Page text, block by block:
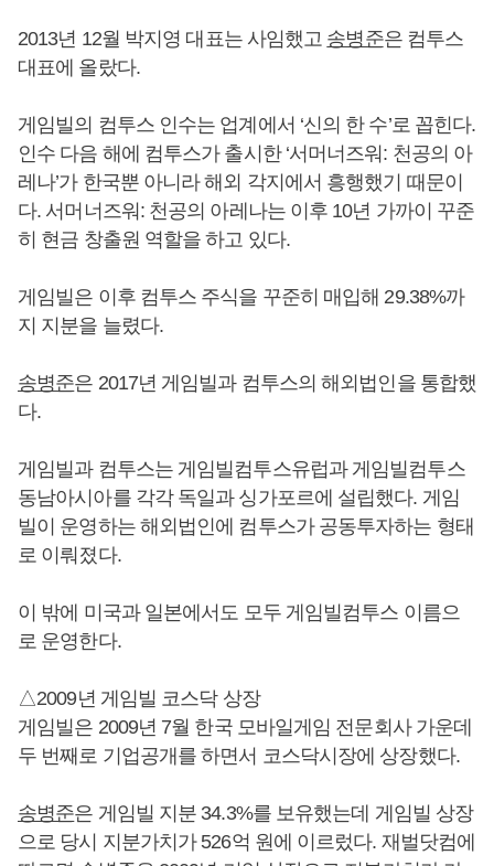
2013년 12월 박지영 대표는 사임했고 송병준은 컴투스
대표에 올랐다.
게임빌의 컴투스 인수는 업계에서 ‘신의 한 수’로 꼽힌다.
인수 다음 해에 컴투스가 출시한 ‘서머너즈워: 천공의 아
레나’가 한국뿐 아니라 해외 각지에서 흥행했기 때문이
다. 서머너즈워: 천공의 아레나는 이후 10년 가까이 꾸준
히 현금 창출원 역할을 하고 있다.
게임빌은 이후 컴투스 주식을 꾸준히 매입해 29.38%까
지 지분을 늘렸다.
송병준은 2017년 게임빌과 컴투스의 해외법인을 통합했
다.
게임빌과 컴투스는 게임빌컴투스유럽과 게임빌컴투스
동남아시아를 각각 독일과 싱가포르에 설립했다. 게임
빌이 운영하는 해외법인에 컴투스가 공동투자하는 형태
로 이뤄졌다.
이 밖에 미국과 일본에서도 모두 게임빌컴투스 이름으
로 운영한다.
△2009년 게임빌 코스닥 상장
게임빌은 2009년 7월 한국 모바일게임 전문회사 가운데
두 번째로 기업공개를 하면서 코스닥시장에 상장했다.
송병준은 게임빌 지분 34.3%를 보유했는데 게임빌 상장
으로 당시 지분가치가 526억 원에 이르렀다. 재벌닷컴에